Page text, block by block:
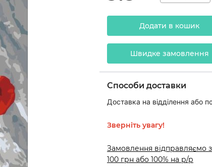
Додати в кошик
Швидке замовлення
Способи доставки
Доставка на відділення або
Зверніть увагу!
Замовлення відправляємо
100 грн або 100% на р/р